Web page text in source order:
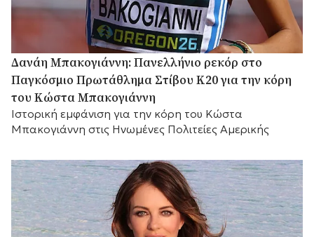
Δανάη Μπακογιάννη: Πανελλήνιο ρεκόρ στο
Παγκόσμιο Πρωτάθλημα Στίβου Κ20 για την κόρη
του Κώστα Μπακογιάννη
Ιστορική εμφάνιση για την κόρη του Κώστα
Μπακογιάννη στις Ηνωμένες Πολιτείες Αμερικής